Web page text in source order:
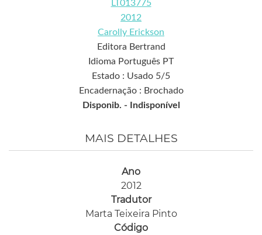
LT013775
2012
Carolly Erickson
Editora Bertrand
Idioma Português PT
Estado : Usado 5/5
Encadernação : Brochado
Disponib. -
Indisponível
MAIS DETALHES
Ano
2012
Tradutor
Marta Teixeira Pinto
Código